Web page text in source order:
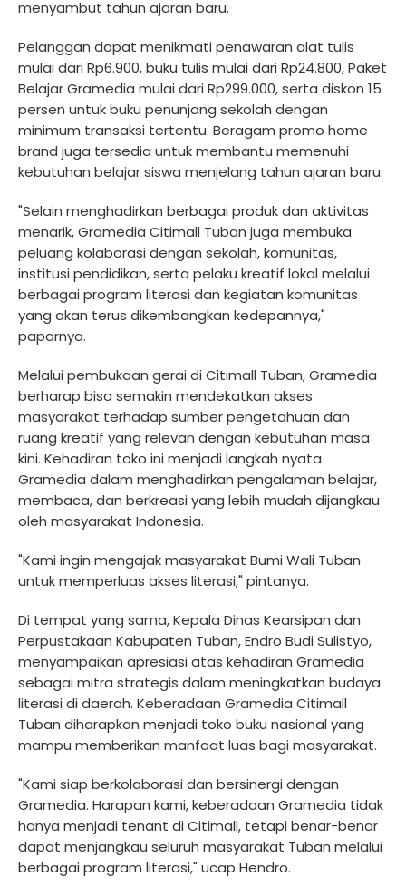
menyambut tahun ajaran baru.
Pelanggan dapat menikmati penawaran alat tulis
mulai dari Rp6.900, buku tulis mulai dari Rp24.800, Paket
Belajar Gramedia mulai dari Rp299.000, serta diskon 15
persen untuk buku penunjang sekolah dengan
minimum transaksi tertentu. Beragam promo home
brand juga tersedia untuk membantu memenuhi
kebutuhan belajar siswa menjelang tahun ajaran baru.
"Selain menghadirkan berbagai produk dan aktivitas
menarik, Gramedia Citimall Tuban juga membuka
peluang kolaborasi dengan sekolah, komunitas,
institusi pendidikan, serta pelaku kreatif lokal melalui
berbagai program literasi dan kegiatan komunitas
yang akan terus dikembangkan kedepannya,"
paparnya.
Melalui pembukaan gerai di Citimall Tuban, Gramedia
berharap bisa semakin mendekatkan akses
masyarakat terhadap sumber pengetahuan dan
ruang kreatif yang relevan dengan kebutuhan masa
kini. Kehadiran toko ini menjadi langkah nyata
Gramedia dalam menghadirkan pengalaman belajar,
membaca, dan berkreasi yang lebih mudah dijangkau
oleh masyarakat Indonesia.
"Kami ingin mengajak masyarakat Bumi Wali Tuban
untuk memperluas akses literasi," pintanya.
Di tempat yang sama, Kepala Dinas Kearsipan dan
Perpustakaan Kabupaten Tuban, Endro Budi Sulistyo,
menyampaikan apresiasi atas kehadiran Gramedia
sebagai mitra strategis dalam meningkatkan budaya
literasi di daerah. Keberadaan Gramedia Citimall
Tuban diharapkan menjadi toko buku nasional yang
mampu memberikan manfaat luas bagi masyarakat.
"Kami siap berkolaborasi dan bersinergi dengan
Gramedia. Harapan kami, keberadaan Gramedia tidak
hanya menjadi tenant di Citimall, tetapi benar-benar
dapat menjangkau seluruh masyarakat Tuban melalui
berbagai program literasi," ucap Hendro.